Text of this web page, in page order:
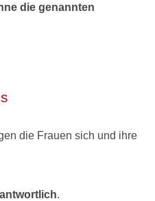
die genannten
die Frauen sich und ihre
.